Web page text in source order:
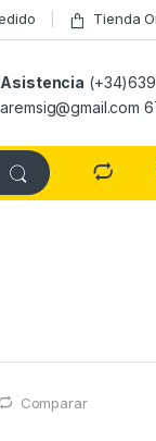
Tienda
Asistencia
aremsig@gmail.com
Comparar